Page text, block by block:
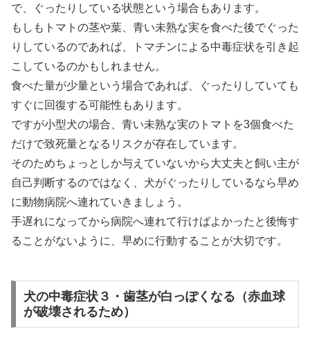
で、ぐったりしている状態という場合もあります。
もしもトマトの茎や葉、青い未熟な実を食べた後でぐった
りしているのであれば、トマチンによる中毒症状を引き起
こしているのかもしれません。
食べた量が少量という場合であれば、ぐったりしていても
すぐに回復する可能性もあります。
ですが小型犬の場合、青い未熟な実のトマトを3個食べた
だけで致死量となるリスクが存在しています。
そのためちょっとしか与えていないから大丈夫と飼い主が
自己判断するのではなく、犬がぐったりしているなら早め
に動物病院へ連れていきましょう。
手遅れになってから病院へ連れて行けばよかったと後悔す
ることがないように、早めに行動することが大切です。
犬の中毒症状３・歯茎が白っぽくなる（赤血球
が破壊されるため）